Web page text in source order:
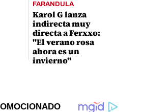
FARANDULA
Karol G lanza
indirecta muy
directa a Ferxxo:
"El verano rosa
ahora es un
invierno"